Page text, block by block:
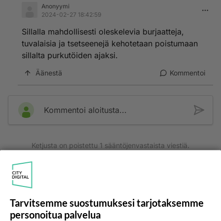
Anonyymi
2024-02-27 18:42:59
Sillalla mahdollisesti oleskelevia burjaatteja,
tuvalaisia ja tsetseenejä kehotetaan poistumaan
sillalta purkutöiden ajaksi.
Äänestä Kommentoi
Kommentoi aloitusta...
Ketjusta on poistettu 1 sääntöjenvastaista viestiä.
PÄIVÄ VIIKKO KUUKAUSI
Tarvitsemme suostumuksesi tarjotaksemme
personoitua palvelua